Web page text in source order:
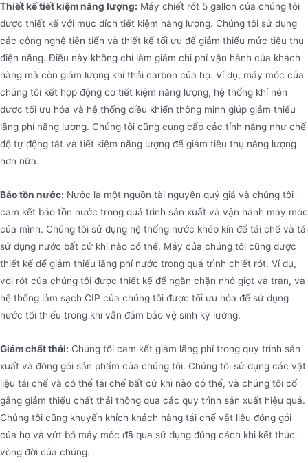
Thiết kế tiết kiệm năng lượng: Máy chiết rót 5 gallon của chúng tôi
được thiết kế với mục đích tiết kiệm năng lượng. Chúng tôi sử dụng
các công nghệ tiên tiến và thiết kế tối ưu để giảm thiểu mức tiêu thụ
điện năng. Điều này không chỉ làm giảm chi phí vận hành của khách
hàng mà còn giảm lượng khí thải carbon của họ. Ví dụ, máy móc của
chúng tôi kết hợp động cơ tiết kiệm năng lượng, hệ thống khí nén
được tối ưu hóa và hệ thống điều khiển thông minh giúp giảm thiểu
lãng phí năng lượng. Chúng tôi cũng cung cấp các tính năng như chế
độ tự động tắt và tiết kiệm năng lượng để giảm tiêu thụ năng lượng
hơn nữa.
Bảo tồn nước: Nước là một nguồn tài nguyên quý giá và chúng tôi
cam kết bảo tồn nước trong quá trình sản xuất và vận hành máy móc
của mình. Chúng tôi sử dụng hệ thống nước khép kín để tái chế và tái
sử dụng nước bất cứ khi nào có thể. Máy của chúng tôi cũng được
thiết kế để giảm thiểu lãng phí nước trong quá trình chiết rót. Ví dụ,
vòi rót của chúng tôi được thiết kế để ngăn chặn nhỏ giọt và tràn, và
hệ thống làm sạch CIP của chúng tôi được tối ưu hóa để sử dụng
nước tối thiểu trong khi vẫn đảm bảo vệ sinh kỹ lưỡng.
Giảm chất thải: Chúng tôi cam kết giảm lãng phí trong quy trình sản
xuất và đóng gói sản phẩm của chúng tôi. Chúng tôi sử dụng các vật
liệu tái chế và có thể tái chế bất cứ khi nào có thể, và chúng tôi cố
gắng giảm thiểu chất thải thông qua các quy trình sản xuất hiệu quả.
Chúng tôi cũng khuyến khích khách hàng tái chế vật liệu đóng gói
của họ và vứt bỏ máy móc đã qua sử dụng đúng cách khi kết thúc
vòng đời của chúng.